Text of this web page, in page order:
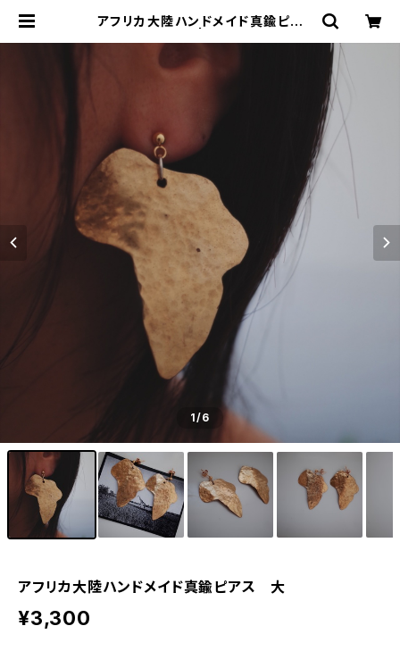
アフリカ大陸ハンドメイド真鍮ピア
1/6
アフリカ大陸ハンドメイド真鍮ピアス 大
¥3,300